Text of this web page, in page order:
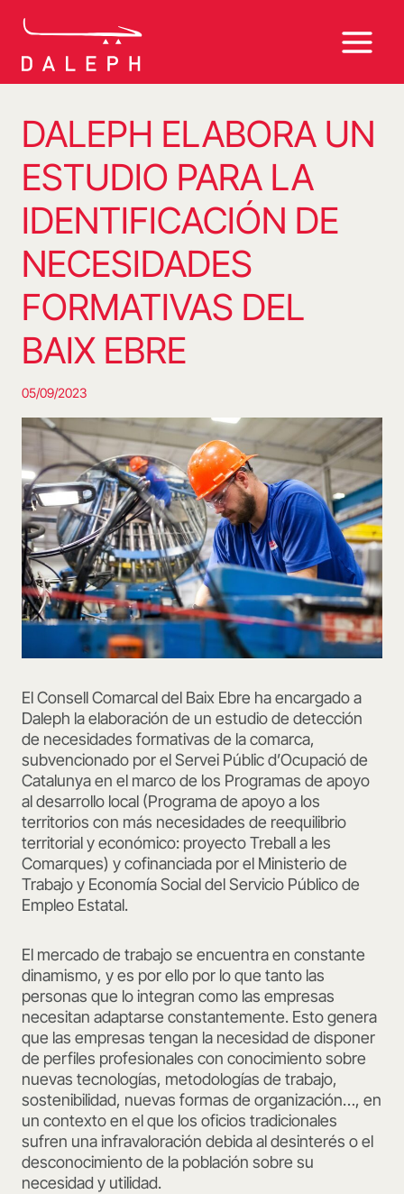
DALEPH ELABORA UN
ESTUDIO PARA LA
IDENTIFICACIÓN DE
NECESIDADES
FORMATIVAS DEL
BAIX EBRE
05/09/2023
El Consell Comarcal del Baix Ebre ha encargado a
Daleph la elaboración de un estudio de detección
de necesidades formativas de la comarca,
subvencionado por el Servei Públic d’Ocupació de
Catalunya en el marco de los Programas de apoyo
al desarrollo local (Programa de apoyo a los
territorios con más necesidades de reequilibrio
territorial y económico: proyecto Treball a les
Comarques) y cofinanciada por el Ministerio de
Trabajo y Economía Social del Servicio Público de
Empleo Estatal.
El mercado de trabajo se encuentra en constante
dinamismo, y es por ello por lo que tanto las
personas que lo integran como las empresas
necesitan adaptarse constantemente. Esto genera
que las empresas tengan la necesidad de disponer
de perfiles profesionales con conocimiento sobre
nuevas tecnologías, metodologías de trabajo,
sostenibilidad, nuevas formas de organización…, en
un contexto en el que los oficios tradicionales
sufren una infravaloración debida al desinterés o el
desconocimiento de la población sobre su
necesidad y utilidad.